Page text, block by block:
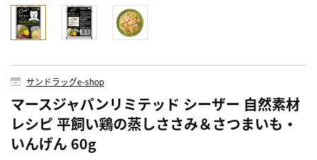
サンドラッグe-shop
マースジャパンリミテッド シーザー 自然素材
レシピ 平飼い鶏の蒸しささみ＆さつまいも・
いんげん 60g